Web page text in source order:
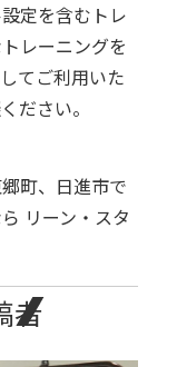
定を含むトレ
レーニングを
てご利用いた
ださい。
町、日進市で
リーン・スタ
者